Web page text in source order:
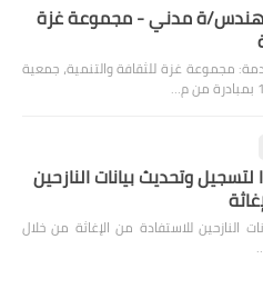
ة مدني - مجموعة غزة
غزة للثقافة والتنمية، جمعية
لتسجيل وتحديث بيانات النازحين
النازحين للاستفادة من الإغاثة من خلال